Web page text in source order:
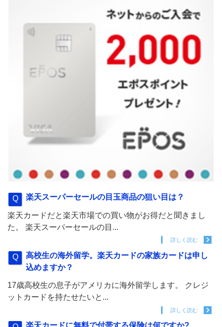
楽天スーパーセールの目玉商品の狙い目は？
楽天カードだと楽天市場での買い物がお得だと聞きまし
た。 楽天スーパーセールの目...
詳しく読む
高校生の海外留学。楽天カードの家族カードは申し
込めますか？
17歳高校生の息子がアメリカに海外留学します。 クレジ
ットカードを持たせたいと...
詳しく読む